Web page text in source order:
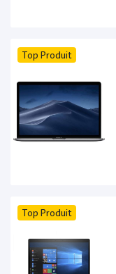
Top Produit
Top Produit